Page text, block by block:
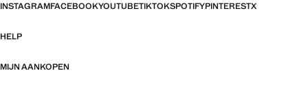
INSTAGRAMFACEBOOKYOUTUBETIKTOKSPOTIFYPINTERESTX
HELP
MIJN AANKOPEN